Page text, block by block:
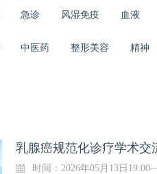
急诊 风湿免疫 血液
中医药 整形美容 精神
乳腺癌规范化诊疗学术交
时间：2026年05月13日